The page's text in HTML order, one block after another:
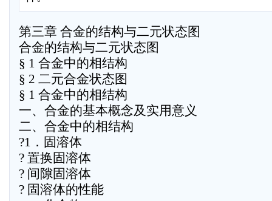
第三章 合金的结构与二元状态图
合金的结构与二元状态图
§ 1 合金中的相结构
§ 2 二元合金状态图
§ 1 合金中的相结构
一、合金的基本概念及实用意义
二、合金中的相结构
?1．固溶体
? 置换固溶体
? 间隙固溶体
? 固溶体的性能